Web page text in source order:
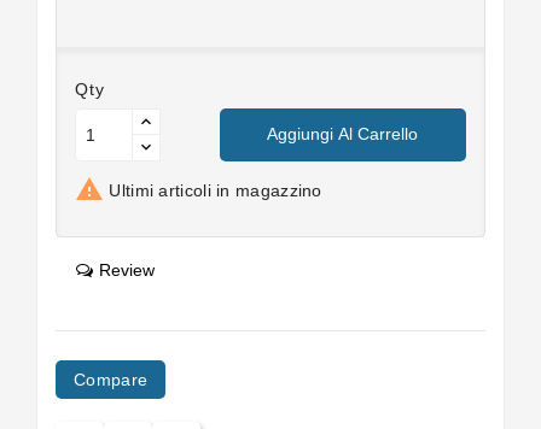
Qty
Aggiungi Al Carrello
 Ultimi articoli in magazzino
Review
Compare